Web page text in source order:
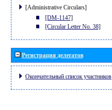
[Administrative Circulars]
[DM-1147]
[Circular Letter No. 38]
Регистрация делегатов
Окончательный список участников